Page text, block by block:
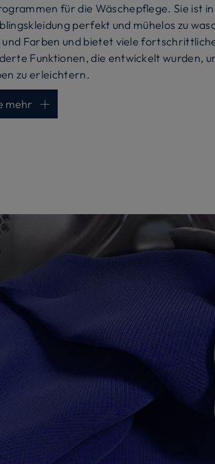
für die Wäschepflege. Sie ist
perfekt und mühelos zu
Farben und bietet viele
Funktionen, die entwickelt wurden,
zu erleichtern.
mehr